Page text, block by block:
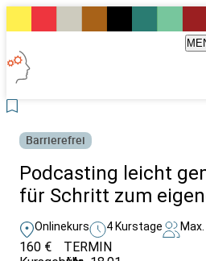
Barrierefrei
Podcasting leicht
für Schritt zum
Onlinekurs 4 Kurstage
160 €
TERMIN